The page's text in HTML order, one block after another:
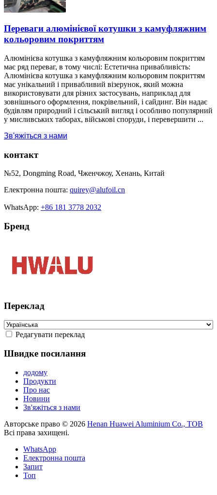
Переваги алюмінієвої котушки з камуфляжним
кольоровим покриттям
Алюмінієва котушка з камуфляжним кольоровим покриттям
має ряд переваг, в тому числі: Естетична привабливість:
Алюмінієва котушка з камуфляжним кольоровим покриттям
має унікальний і привабливий візерунок, який можна
використовувати для різних застосувань, наприклад для
зовнішнього оформлення, покрівельний, і сайдинг. Він надає
будівлям природний і сільський вигляд і особливо популярний
у мисливських таборах, військові споруди, і перевершити ...
Зв'яжіться з нами
контакт
№52, Dongming Road, Чженчжоу, Хенань, Китай
Електронна пошта: quirey@alufoil.cn
WhatsApp: +86 181 3778 2032
Бренд
Переклад
Редагувати переклад
Швидке посилання
додому
Продукти
Про нас
Новини
Зв'яжіться з нами
Авторське право © 2026 Henan Huawei Aluminium Co., ТОВ
Всі права захищені.
WhatsApp
Електронна пошта
Запит
Топ